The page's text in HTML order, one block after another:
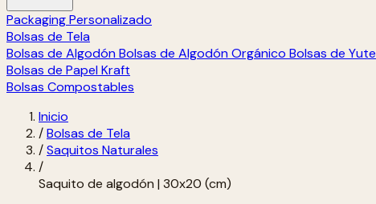
Packaging Personalizado
Bolsas de Tela
Bolsas de Algodón Bolsas de Algodón Orgánico Bolsas de Yute
Bolsas de Papel Kraft
Bolsas Compostables
Inicio
/Bolsas de Tela
/Saquitos Naturales
/
Saquito de algodón | 30x20 (cm)